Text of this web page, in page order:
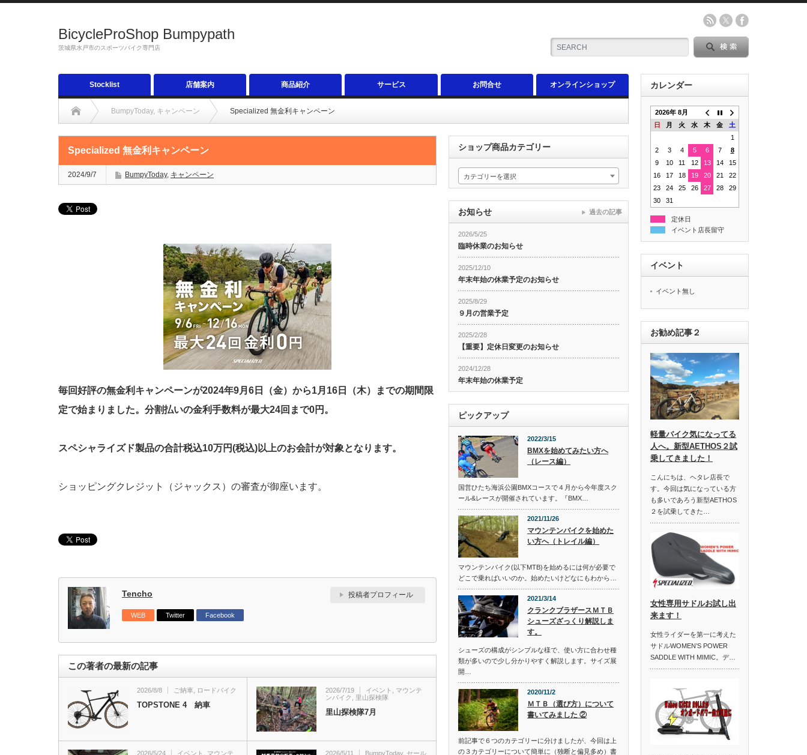
BicycleProShop Bumpypath
茨城県水戸市のスポーツバイク専門店
Stocklist 店舗案内 商品紹介 サービス お問合せ オンラインショップ
BumpyToday, キャンペーン Specialized 無金利キャンペーン
Specialized 無金利キャンペーン
2024/9/7 BumpyToday, キャンペーン
毎回好評の無金利キャンペーンが2024年9月6日（金）から1月16日（木）までの期間限
定で始まりました。分割払いの金利手数料が最大24回まで0円。
スペシャライズド製品の合計税込10万円(税込)以上のお会計が対象となります。
ショッピングクレジット（ジャックス）の審査が御座います。
Tencho 投稿者プロフィール
WEB Twitter Facebook
この著者の最新の記事
2026/8/8 ご納車 ロードバイク
TOPSTONE 4 納車
2026/7/19 イベント
マウンテ
ンバイク
里山探検隊
里山探検隊7月
2026/5/24 イベント
マウンテ
2026/5/11 BumpyToday, セール
ショップ商品カテゴリー
カテゴリーを選択
お知らせ
2026/5/25
臨時休業のお知らせ
2025/12/10
年末年始の休業予定のお知らせ
2025/8/29
９月の営業予定
2025/2/28
【重要】定休日変更のお知らせ
2024/12/28
年末年始の休業予定
過去の記事
ピックアップ
2022/3/15
BMXを始めてみたい方へ
（レース編）
国営ひたち海浜公園BMXコースで４月から今年度スク
ール&レースが開催されています。『BMX…
2021/11/26
マウンテンバイクを始めた
い方へ（トレイル編）
マウンテンバイク(以下MTB)を始めるには何が必要で
どこで乗ればいいのか。始めたいけどなにもわから…
2021/3/14
クランクブラザースＭＴＢ
シューズざっくり解説しま
す。
シューズの構成がシンプルな様で、使い方に合わせ種
類が多いので少し分かりやすく解説します。サイズ展
開…
2020/11/2
ＭＴＢ（選び方）について
書いてみました ②
前記事で６つのカテゴリーに分けましたが、今回は上
の３カテゴリーについて簡単に（独断と偏見多め）書
カレンダー
2026年 8月
日
月 火 水 木 金
土
1
2
3 4 5 6 7
8
9
10 11 12 13 14
15
16
17 18 19 20 21
22
23
24 25 26 27 28
29
30
31
定休日
イベント店長留守
イベント
イベント無し
お勧め記事２
軽量バイク気になってる
人へ。新型AETHOS２試
乗してきました！
こんにちは、ヘタレ店長で
す。今回は気になっている方
も多いであろう新型AETHOS
２を試乗してきた…
女性専用サドルお試し出
来ます！
女性ライダーを第一に考えた
サドルWOMEN’S POWER
SADDLE WITH MIMIC。デ…